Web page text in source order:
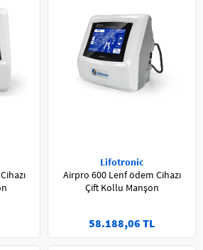
Lifotronic
Airpro 600 Lenf ödem Cihazı
Çift Kollu Manşon
58.188,06 TL